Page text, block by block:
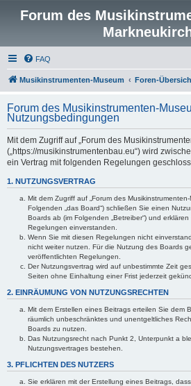
Forum des
FAQ
Musikinstrumenten-Museum Foren-
Forum des Musikinstrumenten-
Nutzungsbedingungen
Mit dem Zugriff auf „Forum des
(„https://musikinstrumentenbau.eu“) wird
ein Vertrag mit folgenden Regelungen
1. NUTZUNGSVERTRAG
Mit dem Zugriff auf „Forum des
Folgenden „das Board“) schließen Sie einen
Boards ab (im Folgenden „Betreiber“) und
Regelungen einverstanden.
Wenn Sie mit diesen Regelungen nicht
nicht weiter nutzen. Für die Nutzung des Boards
veröffentlichten Regelungen.
Der Nutzungsvertrag wird auf unbestimmte Zeit
Seiten ohne Einhaltung einer Frist jederzeit
2. EINRÄUMUNG VON NUTZUNGSRECHTEN
Mit dem Erstellen eines Beitrags erteilen Sie dem
räumlich unbeschränktes und unentgeltliches
Boards zu nutzen.
Das Nutzungsrecht nach Punkt 2, Unterpunkt a
Nutzungsvertrages bestehen.
3. PFLICHTEN DES NUTZERS
Sie erklären mit der Erstellung eines Beitrags,